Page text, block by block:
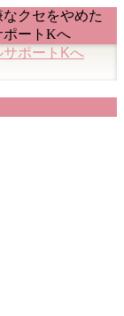
クセをやめた
ポートKへ